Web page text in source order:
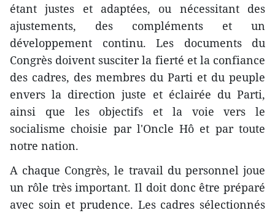
étant justes et adaptées, ou nécessitant des
ajustements, des compléments et un
développement continu. Les documents du
Congrès doivent susciter la fierté et la confiance
des cadres, des membres du Parti et du peuple
envers la direction juste et éclairée du Parti,
ainsi que les objectifs et la voie vers le
socialisme choisie par l'Oncle Hô et par toute
notre nation.
A chaque Congrès, le travail du personnel joue
un rôle très important. Il doit donc être préparé
avec soin et prudence. Les cadres sélectionnés